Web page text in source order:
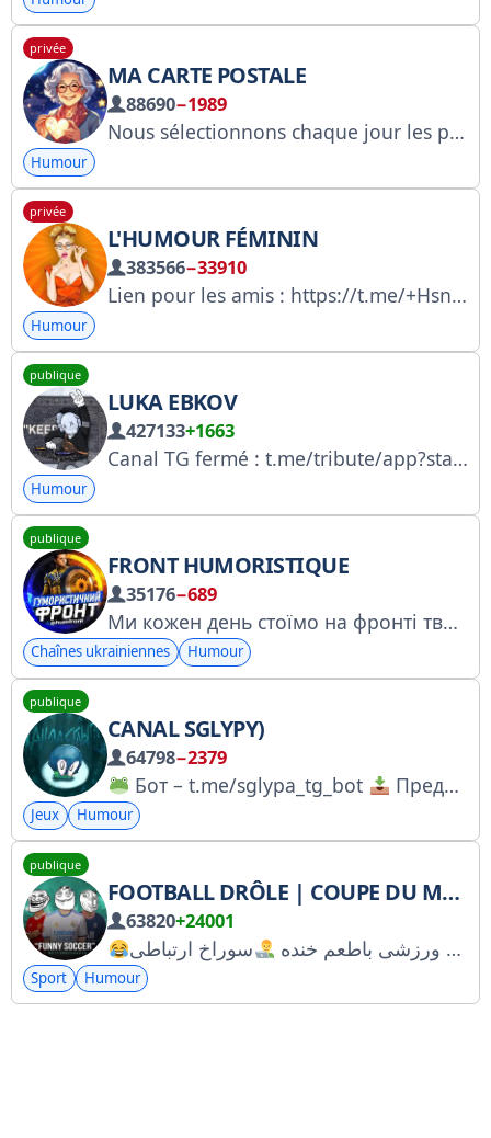
privée
MA CARTE POSTALE
88690−1989
Nous sélectionnons chaque jour les plus belles cartes postales pour vous ! Invitez vos amis : https://t.me/+ROCQB37uyMJkNTYy Publicité - @rmnvr6
Humour
privée
L'HUMOUR FÉMININ
383566−33910
Lien pour les amis : https://t.me/+HsnOK6Rq5UpiZDli Pour toute question : @andreevich_tg @yuLiya1928 Publicité : https://telega.in/c/+HsnOK6Rq5UpiZDli RNA : https://clck.ru/3FmbLs
Humour
publique
LUKA EBKOV
427133+1663
Canal TG fermé : t.me/tribute/app?startapp=sd5h Publicité : @hihigh_level, @maon_man, @iulia_starostina Pour toute autre question : @trantorova Suggestion/déban : @lukaebkov_bot Revenez ensuite ici
Humour
publique
FRONT HUMORISTIQUE
35176−689
Ми кожен день стоїмо на фронті твого гарного настрою! Долучайся
Chaînes ukrainiennes Humour
publique
CANAL SGLYPY)
64798−2379
Бот – t.me/sglypa_tg_bot Предложка – t.me/sglypa_post_bot
Jeux Humour
publique
FOOTBALL DRÔLE | COUPE DU MONDE
63820+24001
اخباروسوژه های ورزشی باطعم خنده
Sport Humour